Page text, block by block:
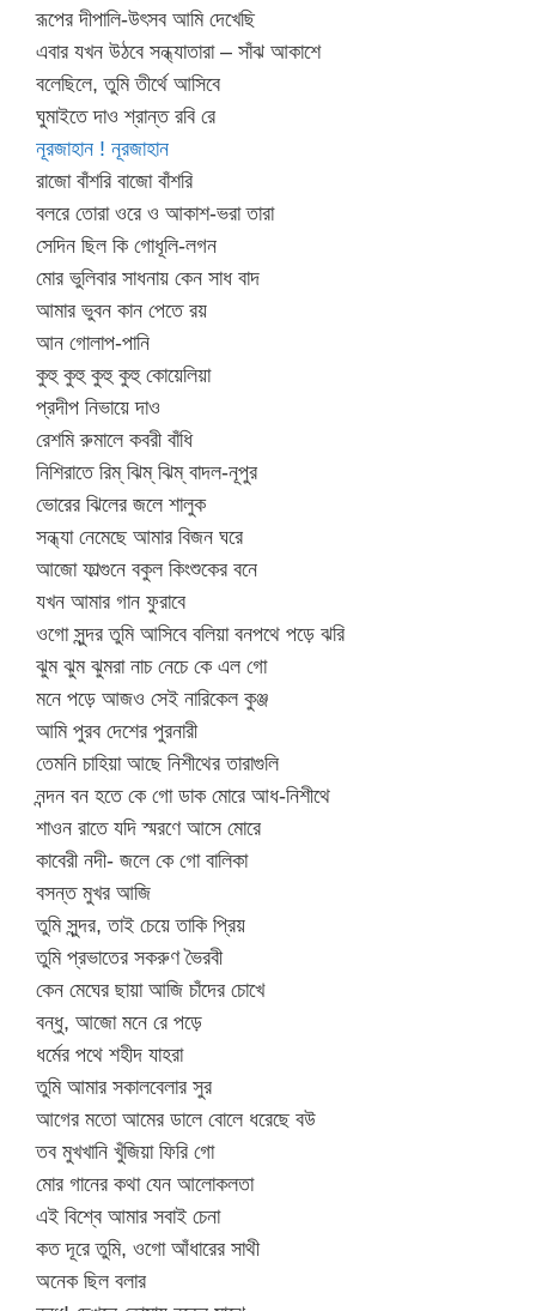
রূপের দীপালি-উৎসব আমি দেখেছি
এবার যখন উঠবে সন্ধ্যাতারা – সাঁঝ আকাশে
বলেছিলে, তুমি তীর্থে আসিবে
ঘুমাইতে দাও শ্রান্ত রবি রে
নূরজাহান ! নূরজাহান
রাজো বাঁশরি বাজো বাঁশরি
বলরে তোরা ওরে ও আকাশ-ভরা তারা
সেদিন ছিল কি গোধূলি-লগন
মোর ভুলিবার সাধনায় কেন সাধ বাদ
আমার ভুবন কান পেতে রয়
আন গোলাপ-পানি
কুহু কুহু কুহু কুহু কোয়েলিয়া
প্রদীপ নিভায়ে দাও
রেশমি রুমালে কবরী বাঁধি
নিশিরাতে রিম্ ঝিম্ ঝিম্ বাদল-নূপুর
ভোরের ঝিলের জলে শালুক
সন্ধ্যা নেমেছে আমার বিজন ঘরে
আজো ফাল্গুনে বকুল কিংশুকের বনে
যখন আমার গান ফুরাবে
ওগো সুন্দর তুমি আসিবে বলিয়া বনপথে পড়ে ঝরি
ঝুম ঝুম ঝুমরা নাচ নেচে কে এল গো
মনে পড়ে আজও সেই নারিকেল কুঞ্জ
আমি পুরব দেশের পুরনারী
তেমনি চাহিয়া আছে নিশীথের তারাগুলি
নন্দন বন হতে কে গো ডাক মোরে আধ-নিশীথে
শাওন রাতে যদি স্মরণে আসে মোরে
কাবেরী নদী- জলে কে গো বালিকা
বসন্ত মুখর আজি
তুমি সুন্দর, তাই চেয়ে তাকি প্রিয়
তুমি প্রভাতের সকরুণ ভৈরবী
কেন মেঘের ছায়া আজি চাঁদের চোখে
বন্ধু, আজো মনে রে পড়ে
ধর্মের পথে শহীদ যাহরা
তুমি আমার সকালবেলার সুর
আগের মতো আমের ডালে বোলে ধরেছে বউ
তব মুখখানি খুঁজিয়া ফিরি গো
মোর গানের কথা যেন আলোকলতা
এই বিশ্বে আমার সবাই চেনা
কত দূরে তুমি, ওগো আঁধারের সাথী
অনেক ছিল বলার